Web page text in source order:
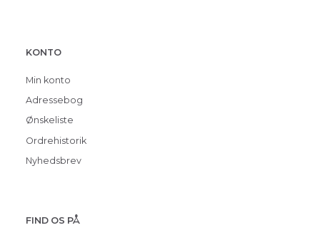
KONTO
Min konto
Adressebog
Ønskeliste
Ordrehistorik
Nyhedsbrev
FIND OS PÅ